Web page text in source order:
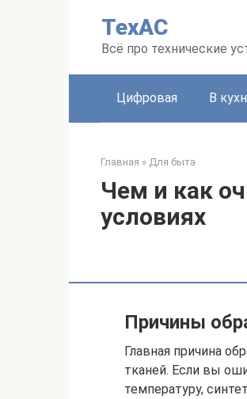
ТехАС
Всё про технические
Цифровая В
Главная » Для быта
Чем и как
условиях
Причины
Главная причина
тканей. Если вы
температуру,